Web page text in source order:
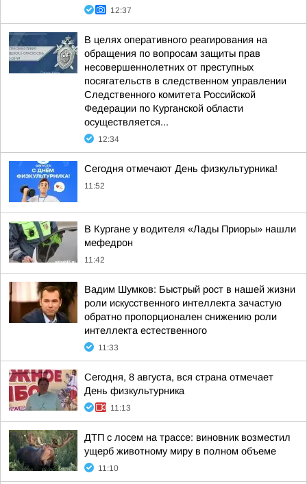
12:37
В целях оперативного реагирования на
обращения по вопросам защиты прав
несовершеннолетних от преступных
посягательств в следственном управлении
Следственного комитета Российской
Федерации по Курганской области
осуществляется...
12:34
Сегодня отмечают День физкультурника!
11:52
В Кургане у водителя «Лады Приоры» нашли
мефедрон
11:42
Вадим Шумков: Быстрый рост в нашей жизни
роли искусственного интеллекта зачастую
обратно пропорционален снижению роли
интеллекта естественного
11:33
Сегодня, 8 августа, вся страна отмечает
День физкультурника
11:13
ДТП с лосем на трассе: виновник возместил
ущерб животному миру в полном объеме
11:10